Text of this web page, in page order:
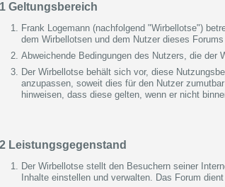
Geltungsbereich
Frank Logemann (nachfolgend "Wirbellotse")
dem Wirbellotsen und dem Nutzer dieses
Abweichende Bedingungen des Nutzers, die der
Der Wirbellotse behält sich vor, diese
anzupassen, soweit dies für den Nutzer
hinweisen, dass diese gelten, wenn er nicht
Leistungsgegenstand
Der Wirbellotse stellt den Besuchern seiner
Inhalte einstellen und verwalten. Das Forum